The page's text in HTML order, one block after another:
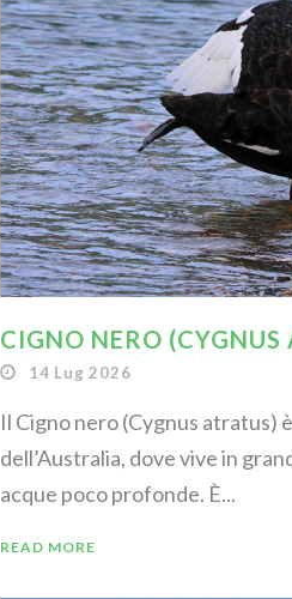
CIGNO NERO (CYGNUS
14 Lug 2026
Il Cigno nero (Cygnus atratus)
dell’Australia, dove vive in
acque poco profonde. È...
READ MORE